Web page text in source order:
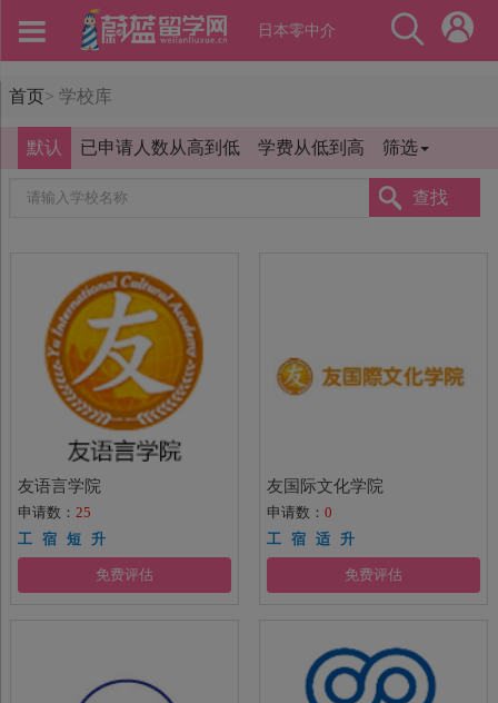
日本零中介
首页> 学校库
默认 已申请人数从高到低 学费从低到高 筛选
查找
友语言学院
申请数：25
工 宿 短 升
免费评估
友国际文化学院
申请数：0
工 宿 适 升
免费评估